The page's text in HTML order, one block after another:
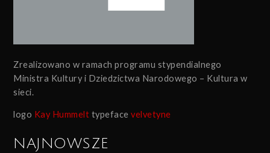
Zrealizowano w ramach programu stypendialnego
Ministra Kultury i Dziedzictwa Narodowego – Kultura w
sieci.
logo Kay Hummelt typefacevelvetyne
NAJNOWSZE